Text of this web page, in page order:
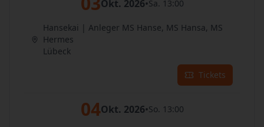
Okt. 2026•Sa. 13:00
Hansekai | Anleger MS Hanse, MS Hansa, MS
Hermes
Lübeck
Tickets
04Okt. 2026•So. 13:00